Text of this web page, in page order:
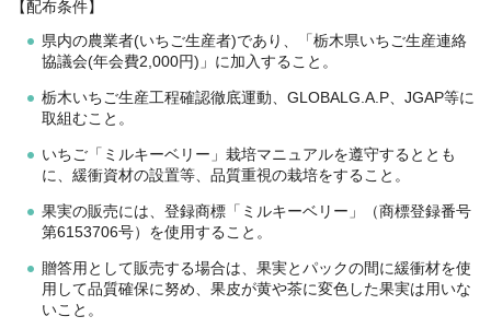
【配布条件】
県内の農業者(いちご生産者)であり、「栃木県いちご生産連絡
協議会(年会費2,000円)」に加入すること。
栃木いちご生産工程確認徹底運動、GLOBALG.A.P、JGAP等に
取組むこと。
いちご「ミルキーベリー」栽培マニュアルを遵守するととも
に、緩衝資材の設置等、品質重視の栽培をすること。
果実の販売には、登録商標「ミルキーベリー」（商標登録番号
第6153706号）を使用すること。
贈答用として販売する場合は、果実とパックの間に緩衝材を使
用して品質確保に努め、果皮が黄や茶に変色した果実は用いな
いこと。